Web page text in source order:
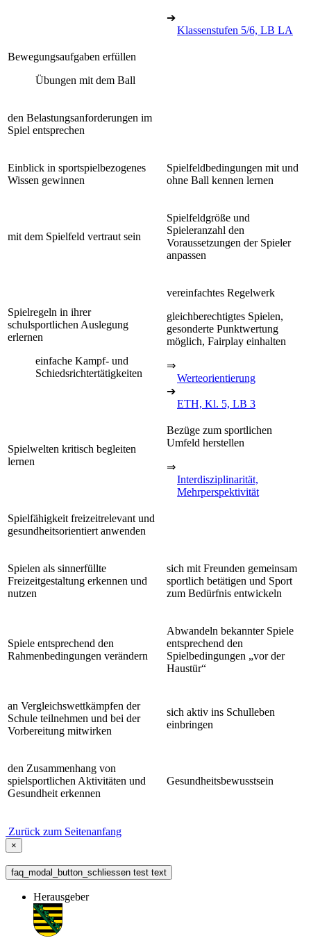
➔
Klassenstufen 5/6, LB LA
Bewegungsaufgaben erfüllen
Übungen mit dem Ball
den Belastungsanforderungen im
Spiel entsprechen
Einblick in sportspielbezogenes
Wissen gewinnen
Spielfeldbedingungen mit und
ohne Ball kennen lernen
mit dem Spielfeld vertraut sein
Spielfeldgröße und
Spieleranzahl den
Voraussetzungen der Spieler
anpassen
Spielregeln in ihrer
schulsportlichen Auslegung
erlernen
einfache Kampf- und
Schiedsrichtertätigkeiten
vereinfachtes Regelwerk
gleichberechtigtes Spielen,
gesonderte Punktwertung
möglich, Fairplay einhalten
⇒
Werteorientierung
➔
ETH, Kl. 5, LB 3
Spielwelten kritisch begleiten
lernen
Bezüge zum sportlichen
Umfeld herstellen
⇒
Interdisziplinarität,
Mehrperspektivität
Spielfähigkeit freizeitrelevant und
gesundheitsorientiert anwenden
Spielen als sinnerfüllte
Freizeitgestaltung erkennen und
nutzen
sich mit Freunden gemeinsam
sportlich betätigen und Sport
zum Bedürfnis entwickeln
Spiele entsprechend den
Rahmenbedingungen verändern
Abwandeln bekannter Spiele
entsprechend den
Spielbedingungen „vor der
Haustür“
an Vergleichswettkämpfen der
Schule teilnehmen und bei der
Vorbereitung mitwirken
sich aktiv ins Schulleben
einbringen
den Zusammenhang von
spielsportlichen Aktivitäten und
Gesundheit erkennen
Gesundheitsbewusstsein
Zurück zum Seitenanfang
×
faq_modal_button_schliessen test text
Herausgeber